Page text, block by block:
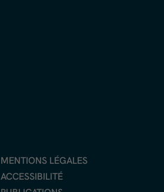
MENTIONS LÉGALES
ACCESSIBILITÉ